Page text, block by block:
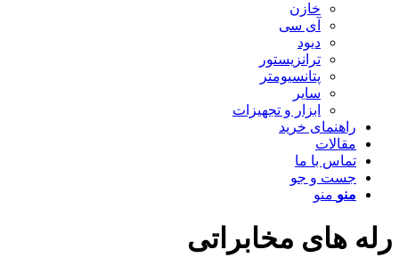
خازن
آی سی
دیود
ترانزیستور
پتانسیومتر
سایر
ابزار و تجهیزات
راهنمای خرید
مقالات
تماس با ما
جست و جو
منو منو
رله های مخابراتی